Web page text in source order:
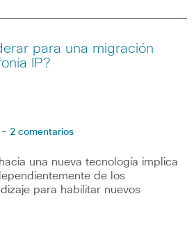
para una migración
IP?
- 2 comentarios
una nueva tecnología implica
de los
para habilitar nuevos